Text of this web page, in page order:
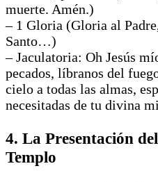
muerte. Amén.)
– 1 Gloria (Gloria al
Santo…)
– Jaculatoria: Oh Jesús
pecados, líbranos del
cielo a todas las almas,
necesitadas de tu divina
4. La Presentación
Templo